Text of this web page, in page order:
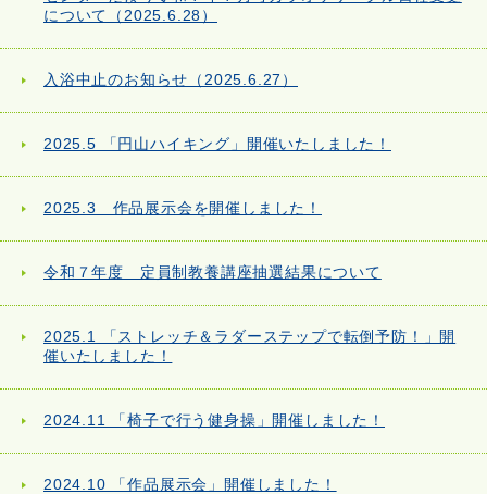
について（2025.6.28）
入浴中止のお知らせ（2025.6.27）
2025.5 「円山ハイキング」開催いたしました！
2025.3 作品展示会を開催しました！
令和７年度 定員制教養講座抽選結果について
2025.1 「ストレッチ＆ラダーステップで転倒予防！」開
催いたしました！
2024.11 「椅子で行う健身操」開催しました！
2024.10 「作品展示会」開催しました！